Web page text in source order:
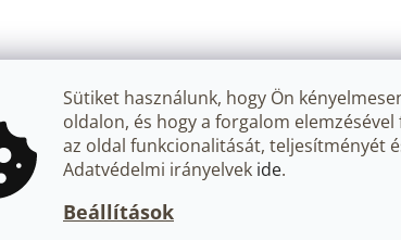
Sütiket használunk, hogy Ön
oldalon, és hogy a forgalom
az oldal funkcionalitását, teljesítményét
Adatvédelmi irányelvek ide.
Beállítások
Süti beállítások szerkesztése